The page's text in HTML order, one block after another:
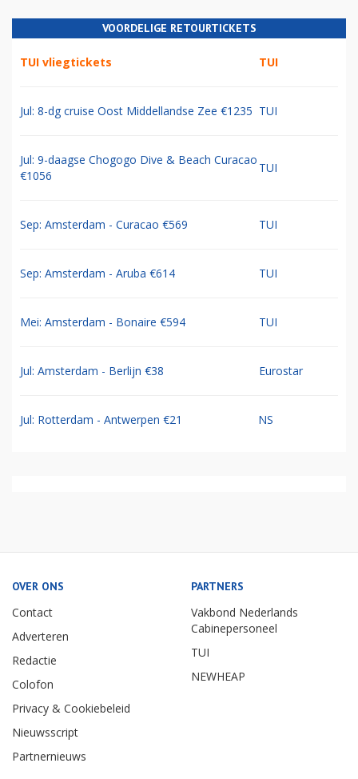
VOORDELIGE RETOURTICKETS
TUI vliegtickets TUI
Jul: 8-dg cruise Oost Middellandse Zee €1235 TUI
Jul: 9-daagse Chogogo Dive & Beach Curacao
€1056
TUI
Sep: Amsterdam - Curacao €569 TUI
Sep: Amsterdam - Aruba €614 TUI
Mei: Amsterdam - Bonaire €594 TUI
Jul: Amsterdam - Berlijn €38 Eurostar
Jul: Rotterdam - Antwerpen €21 NS
OVER ONS
Contact
Adverteren
Redactie
Colofon
Privacy & Cookiebeleid
Nieuwsscript
Partnernieuws
PARTNERS
Vakbond Nederlands
Cabinepersoneel
TUI
NEWHEAP